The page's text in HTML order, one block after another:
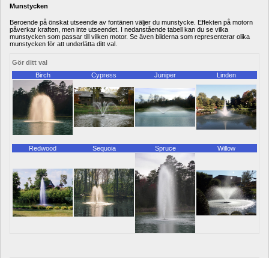
Munstycken
Beroende på önskat utseende av fontänen väljer du munstycke. Effekten på motorn
påverkar kraften, men inte utseendet. I nedanstående tabell kan du se vilka
munstycken som passar till vilken motor. Se även bilderna som representerar olika
munstycken för att underlätta ditt val.
Gör ditt val
Birch
Cypress Juniper Linden
Redwood Sequoia Spruce Willow